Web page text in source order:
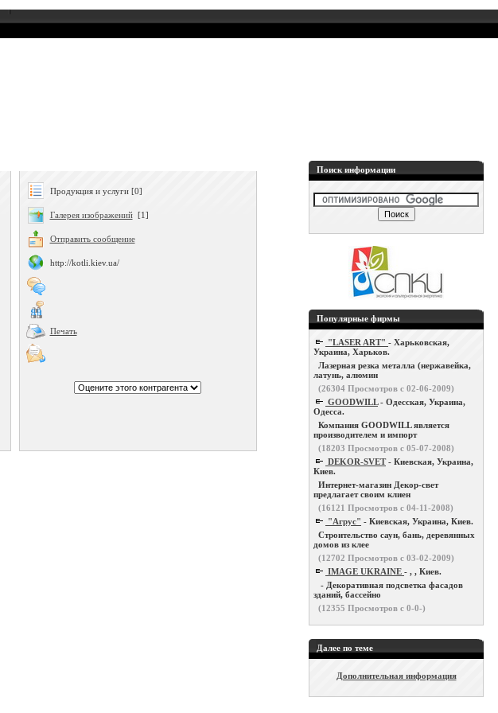
Продукция и услуги [0]
Галерея изображений[1]
Отправить сообщение
http://kotli.kiev.ua/
Печать
Поиск информации
Популярные фирмы
"LASER ART" - Харьковская,
Украина, Харьков.
Лазерная резка металла (нержавейка,
латунь, алюмин
(26304 Просмотров с 02-06-2009)
GOODWILL- Одесская, Украина,
Одесса.
Компания GOODWILL является
производителем и импорт
(18203 Просмотров с 05-07-2008)
DEKOR-SVET- Киевская, Украина,
Киев.
Интернет-магазин Декор-свет
предлагает своим клиен
(16121 Просмотров с 04-11-2008)
"Агрус" - Киевская, Украина, Киев.
Строительство саун, бань, деревянных
домов из клее
(12702 Просмотров с 03-02-2009)
IMAGE UKRAINE - , , Киев.
- Декоративная подсветка фасадов
зданий, бассейно
(12355 Просмотров с 0-0-)
Далее по теме
Дополнительная информация